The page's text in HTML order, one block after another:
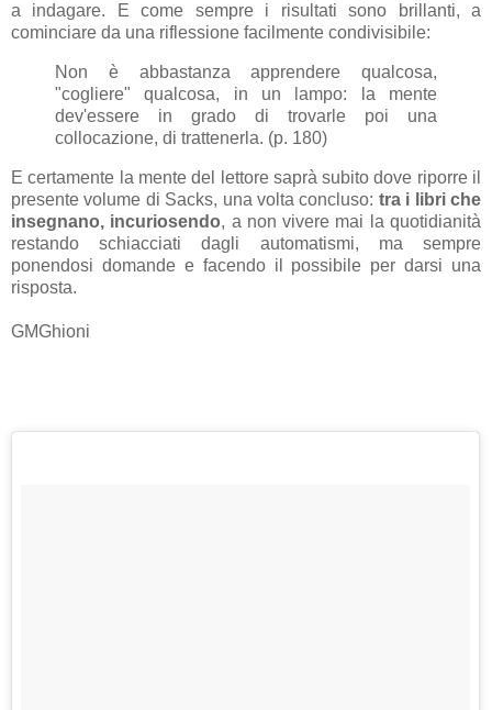
a indagare. E come sempre i risultati sono brillanti, a
cominciare da una riflessione facilmente condivisibile:
Non è abbastanza apprendere qualcosa,
"cogliere" qualcosa, in un lampo: la mente
dev'essere in grado di trovarle poi una
collocazione, di trattenerla. (p. 180)
E certamente la mente del lettore saprà subito dove riporre il
presente volume di Sacks, una volta concluso: tra i libri che
insegnano, incuriosendo, a non vivere mai la quotidianità
restando schiacciati dagli automatismi, ma sempre
ponendosi domande e facendo il possibile per darsi una
risposta.
GMGhioni